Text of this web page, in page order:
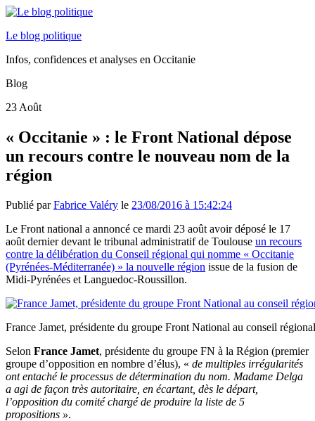
Le blog politique
Infos, confidences et analyses en Occitanie
Blog
23 Août
« Occitanie » : le Front National dépose
un recours contre le nouveau nom de la
région
Publié parFabrice Valéry le 23/08/2016 à 15:42:24
Le Front national a annoncé ce mardi 23 août avoir déposé le 17
août dernier devant le tribunal administratif de Toulouse un recours
contre la délibération du Conseil régional qui nomme « Occitanie
(Pyrénées-Méditerranée) » la nouvelle région issue de la fusion de
Midi-Pyrénées et Languedoc-Roussillon.
France Jamet, présidente du groupe Front National au conseil régional
Selon France Jamet, présidente du groupe FN à la Région (premier
groupe d’opposition en nombre d’élus), « de multiples irrégularités
ont entaché le processus de détermination du nom. Madame Delga
a agi de façon très autoritaire, en écartant, dès le départ,
l’opposition du comité chargé de produire la liste de 5
propositions ».